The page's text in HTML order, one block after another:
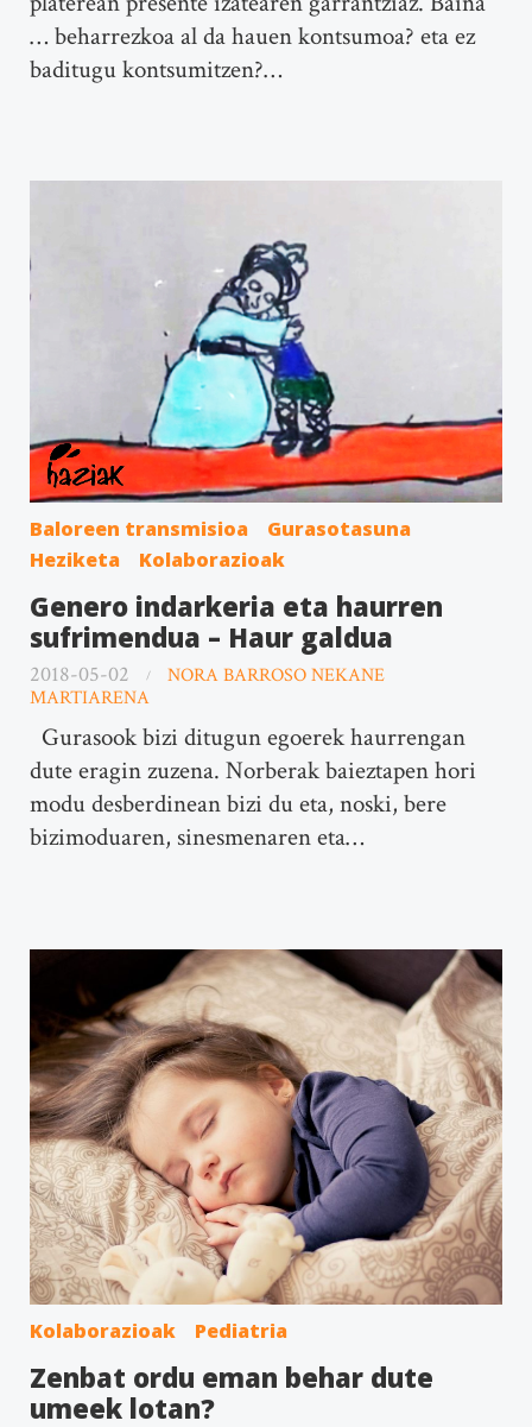
… beharrezkoa al da hauen kontsumoa? eta ez
baditugu kontsumitzen?…
Baloreen transmisioa
Gurasotasuna
Heziketa
Kolaborazioak
Genero indarkeria eta haurren
sufrimendua – Haur galdua
2018-05-02
NORA BARROSO NEKANE
MARTIARENA
Gurasook bizi ditugun egoerek haurrengan
dute eragin zuzena. Norberak baieztapen hori
modu desberdinean bizi du eta, noski, bere
bizimoduaren, sinesmenaren eta…
Kolaborazioak Pediatria
Zenbat ordu eman behar dute
umeek lotan?